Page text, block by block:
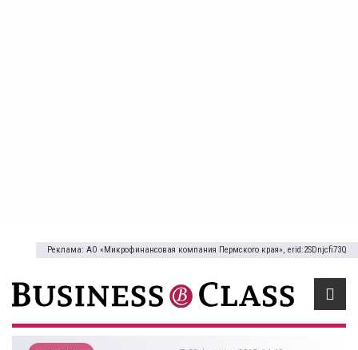
Реклама: АО «Микрофинансовая компания Пермского края», erid:2SDnjcfi73Q